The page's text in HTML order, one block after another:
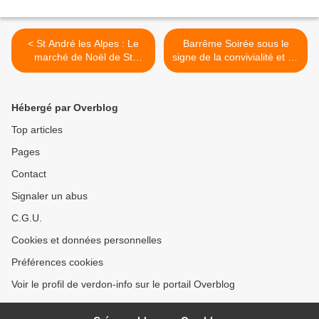
< St André les Alpes : Le
marché de Noël de St
André les Alpes
Barrême Soirée sous le
signe de la convivialité et du
vivre ensemble >
Hébergé par Overblog
Top articles
Pages
Contact
Signaler un abus
C.G.U.
Cookies et données personnelles
Préférences cookies
Voir le profil de verdon-info sur le portail Overblog